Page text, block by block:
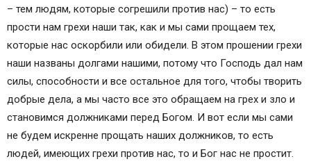
– тем людям, которые согрешили против нас) – то есть
прости нам грехи наши так, как и мы сами прощаем тех,
которые нас оскорбили или обидели. В этом прошении грехи
наши названы долгами нашими, потому что Господь дал нам
силы, способности и все остальное для того, чтобы творить
добрые дела, а мы часто все это обращаем на грех и зло и
становимся должниками перед Богом. И вот если мы сами
не будем искренне прощать наших должников, то есть
людей, имеющих грехи против нас, то и Бог нас не простит.